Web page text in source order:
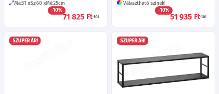
Választható színek!
-10%
51 935 Ft-tól
Ma:31 Sz:60 Mé:25cm
-10%
71 825 Ft-tól
SZUPER ÁR! SZUPER ÁR!